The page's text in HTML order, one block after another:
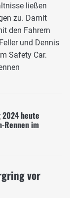
ließen
zu. Damit
den Fahrern
und Dennis
Safety Car.
heute
Rennen im
vor